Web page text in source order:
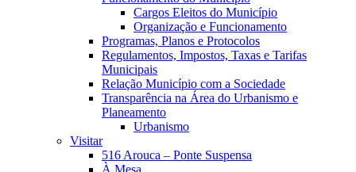
Cargos Eleitos do Município
Organização e Funcionamento
Programas, Planos e Protocolos
Regulamentos, Impostos, Taxas e Tarifas
Municipais
Relação Município com a Sociedade
Transparência na Área do Urbanismo e
Planeamento
Urbanismo
Visitar
516 Arouca – Ponte Suspensa
À Mesa